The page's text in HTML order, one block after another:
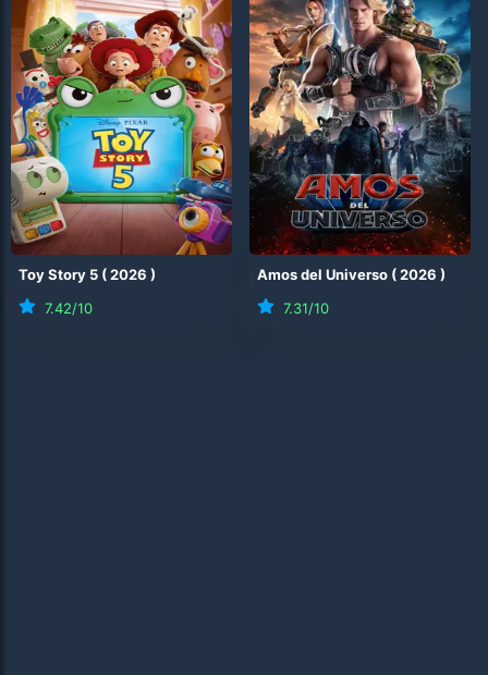
Toy Story 5 (2026 )
7.42/10
Amos del Universo (2026 )
7.31/10